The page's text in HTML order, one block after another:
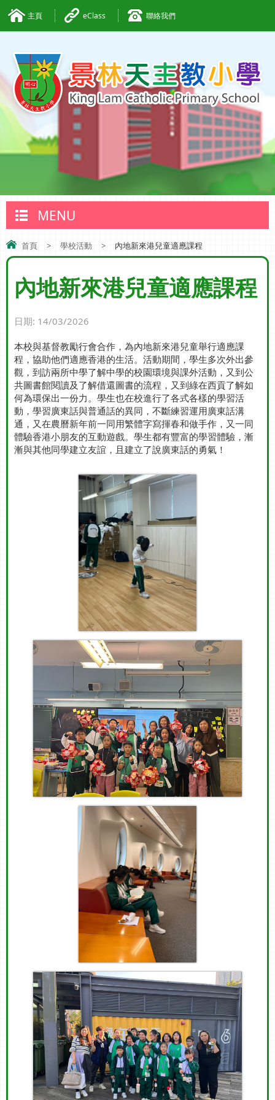
主頁 eClass 聯絡我們
MENU
首頁 > 學校活動 > 內地新來港兒童適應課程
內地新來港兒童適應課程
日期: 14/03/2026
本校與基督教勵行會合作，為內地新來港兒童舉行適應課
程，協助他們適應香港的生活。活動期間，學生多次外出參
觀，到訪兩所中學了解中學的校園環境與課外活動，又到公
共圖書館閱讀及了解借還圖書的流程，又到綠在西貢了解如
何為環保出一份力。學生也在校進行了各式各樣的學習活
動，學習廣東話與普通話的異同，不斷練習運用廣東話溝
通，又在農曆新年前一同用繁體字寫揮春和做手作，又一同
體驗香港小朋友的互動遊戲。學生都有豐富的學習體驗，漸
漸與其他同學建立友誼，且建立了說廣東話的勇氣！